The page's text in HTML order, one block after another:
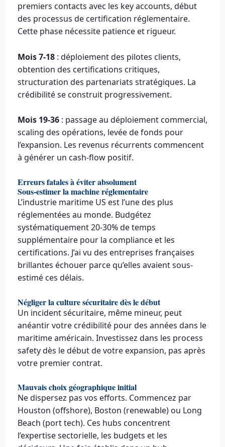
premiers contacts avec les key accounts, début
des processus de certification réglementaire.
Cette phase nécessite patience et rigueur.
Mois 7-18: déploiement des pilotes clients,
obtention des certifications critiques,
structuration des partenariats stratégiques. La
crédibilité se construit progressivement.
Mois 19-36: passage au déploiement commercial,
scaling des opérations, levée de fonds pour
l’expansion. Les revenus récurrents commencent
à générer un cash-flow positif.
Erreurs fatales à éviter absolument
Sous-estimer la machine réglementaire
L’industrie maritime US est l’une des plus
réglementées au monde. Budgétez
systématiquement 20-30% de temps
supplémentaire pour la compliance et les
certifications. J’ai vu des entreprises françaises
brillantes échouer parce qu’elles avaient sous-
estimé ces délais.
Négliger la culture sécuritaire dès le début
Un incident sécuritaire, même mineur, peut
anéantir votre crédibilité pour des années dans le
maritime américain. Investissez dans les process
safety dès le début de votre expansion, pas après
votre premier contrat.
Mauvais choix géographique initial
Ne dispersez pas vos efforts. Commencez par
Houston (offshore), Boston (renewable) ou Long
Beach (port tech). Ces hubs concentrent
l’expertise sectorielle, les budgets et les